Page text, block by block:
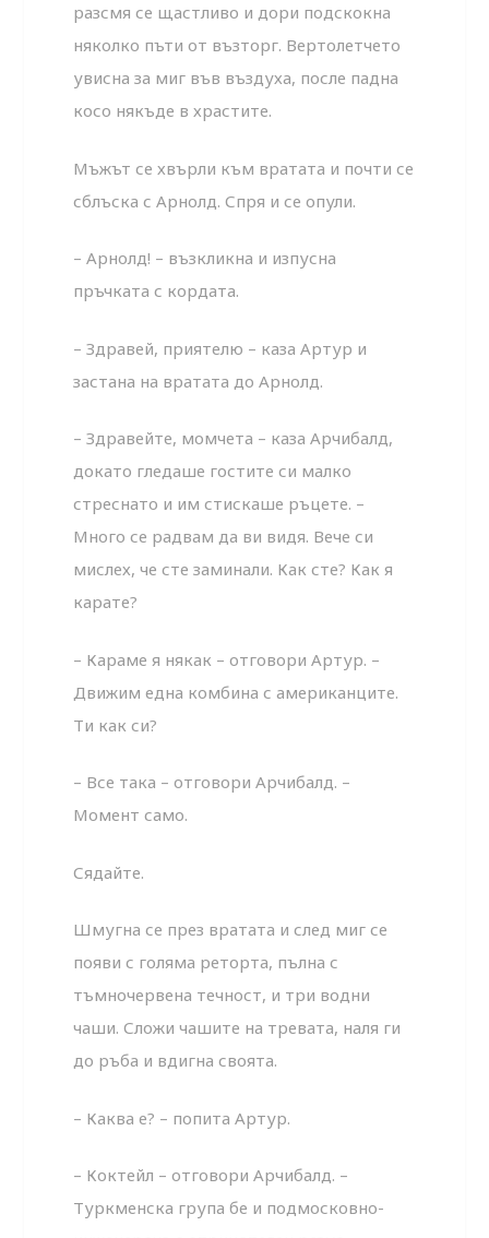
разсмя се щастливо и дори подскокна
няколко пъти от възторг. Вертолетчето
увисна за миг във въздуха, после падна
косо някъде в храстите.
Мъжът се хвърли към вратата и почти се
сблъска с Арнолд. Спря и се опули.
– Арнолд! – възкликна и изпусна
пръчката с кордата.
– Здравей, приятелю – каза Артур и
застана на вратата до Арнолд.
– Здравейте, момчета – каза Арчибалд,
докато гледаше гостите си малко
стреснато и им стискаше ръцете. –
Много се радвам да ви видя. Вече си
мислех, че сте заминали. Как сте? Как я
карате?
– Караме я някак – отговори Артур. –
Движим една комбина с американците.
Ти как си?
– Все така – отговори Арчибалд. –
Момент само.
Сядайте.
Шмугна се през вратата и след миг се
появи с голяма реторта, пълна с
тъмночервена течност, и три водни
чаши. Сложи чашите на тревата, наля ги
до ръба и вдигна своята.
– Каква е? – попита Артур.
– Коктейл – отговори Арчибалд. –
Туркменска група бе и подмосковно-